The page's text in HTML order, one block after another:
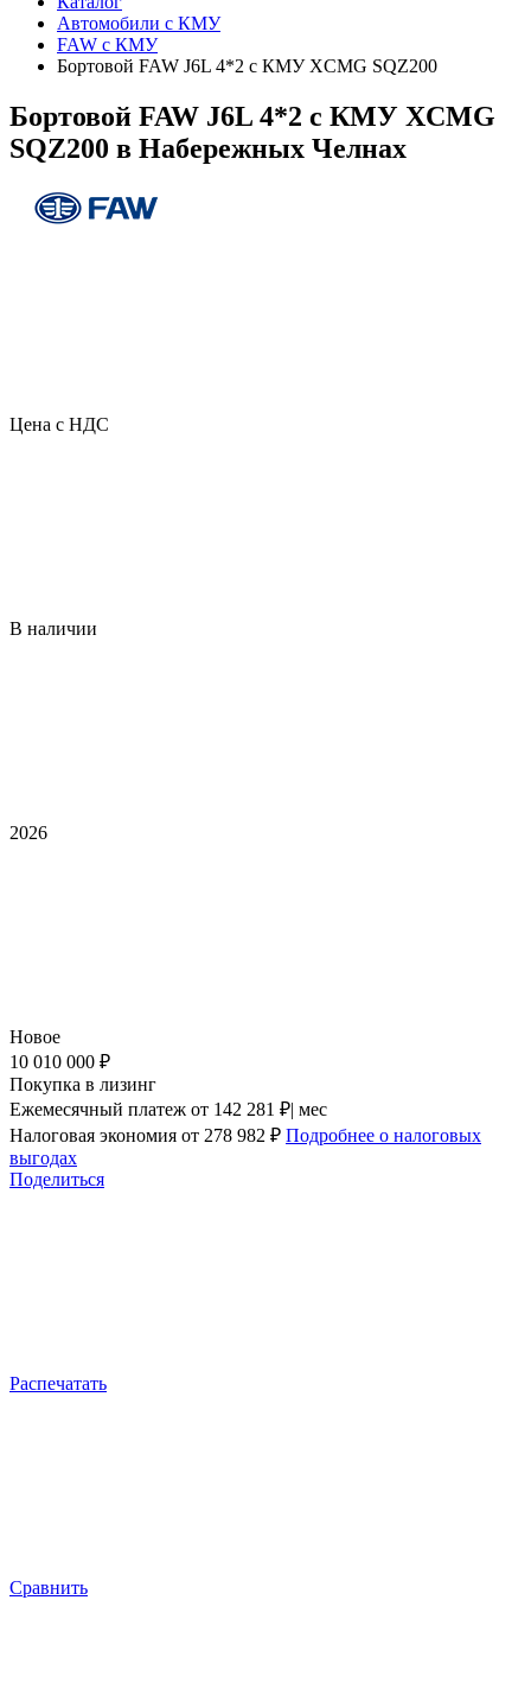
Автомобили с КМУ
FAW c КМУ
Бортовой FAW J6L 4*2 с КМУ XCMG SQZ200
Бортовой FAW J6L 4*2 с КМУ XCMG
SQZ200 в Набережных Челнах
Цена с НДС
В наличии
2026
Новое
10 010 000 ₽
Покупка в лизинг
Ежемесячный платеж от 142 281 ₽| мес
Налоговая экономия от 278 982 ₽ Подробнее о налоговых
выгодах
Поделиться
Распечатать
Сравнить